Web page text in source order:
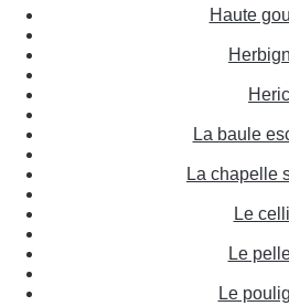
Haute
Heric
La baule
La chapelle
Le
Le
Le